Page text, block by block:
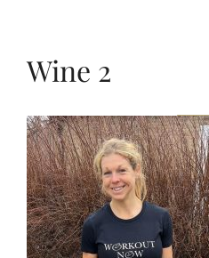
Wine 2